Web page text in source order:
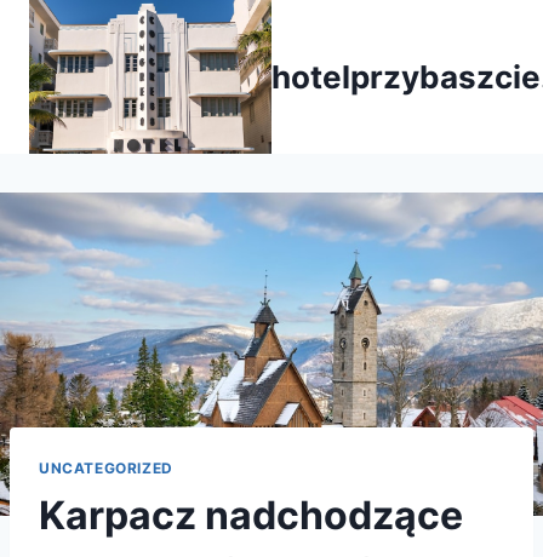
Przejdź
treści
UNCATEGORIZED
Karpacz nadchodzące